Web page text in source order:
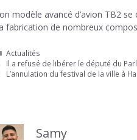
modèle avancé d’avion TB2
fabrication de nombreux
Catégories
Actualités
Il a refusé de libérer le député du
L’annulation du festival de la ville à
Samy